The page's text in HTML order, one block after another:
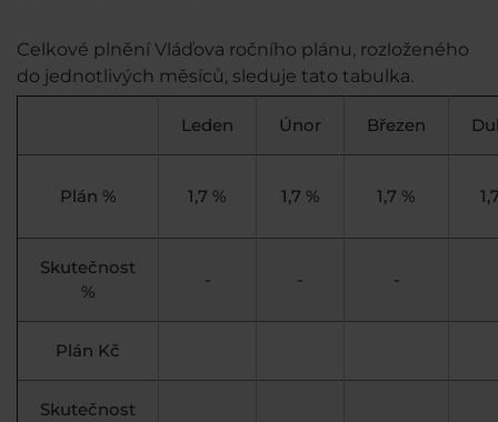
Celkové plnění Vláďova ročního plánu, rozloženého
do jednotlivých měsíců, sleduje tato tabulka.
Leden Únor Březen
Plán % 1,7 % 1,7 % 1,7 %
Skutečnost
%
- - -
Plán Kč
Skutečnost